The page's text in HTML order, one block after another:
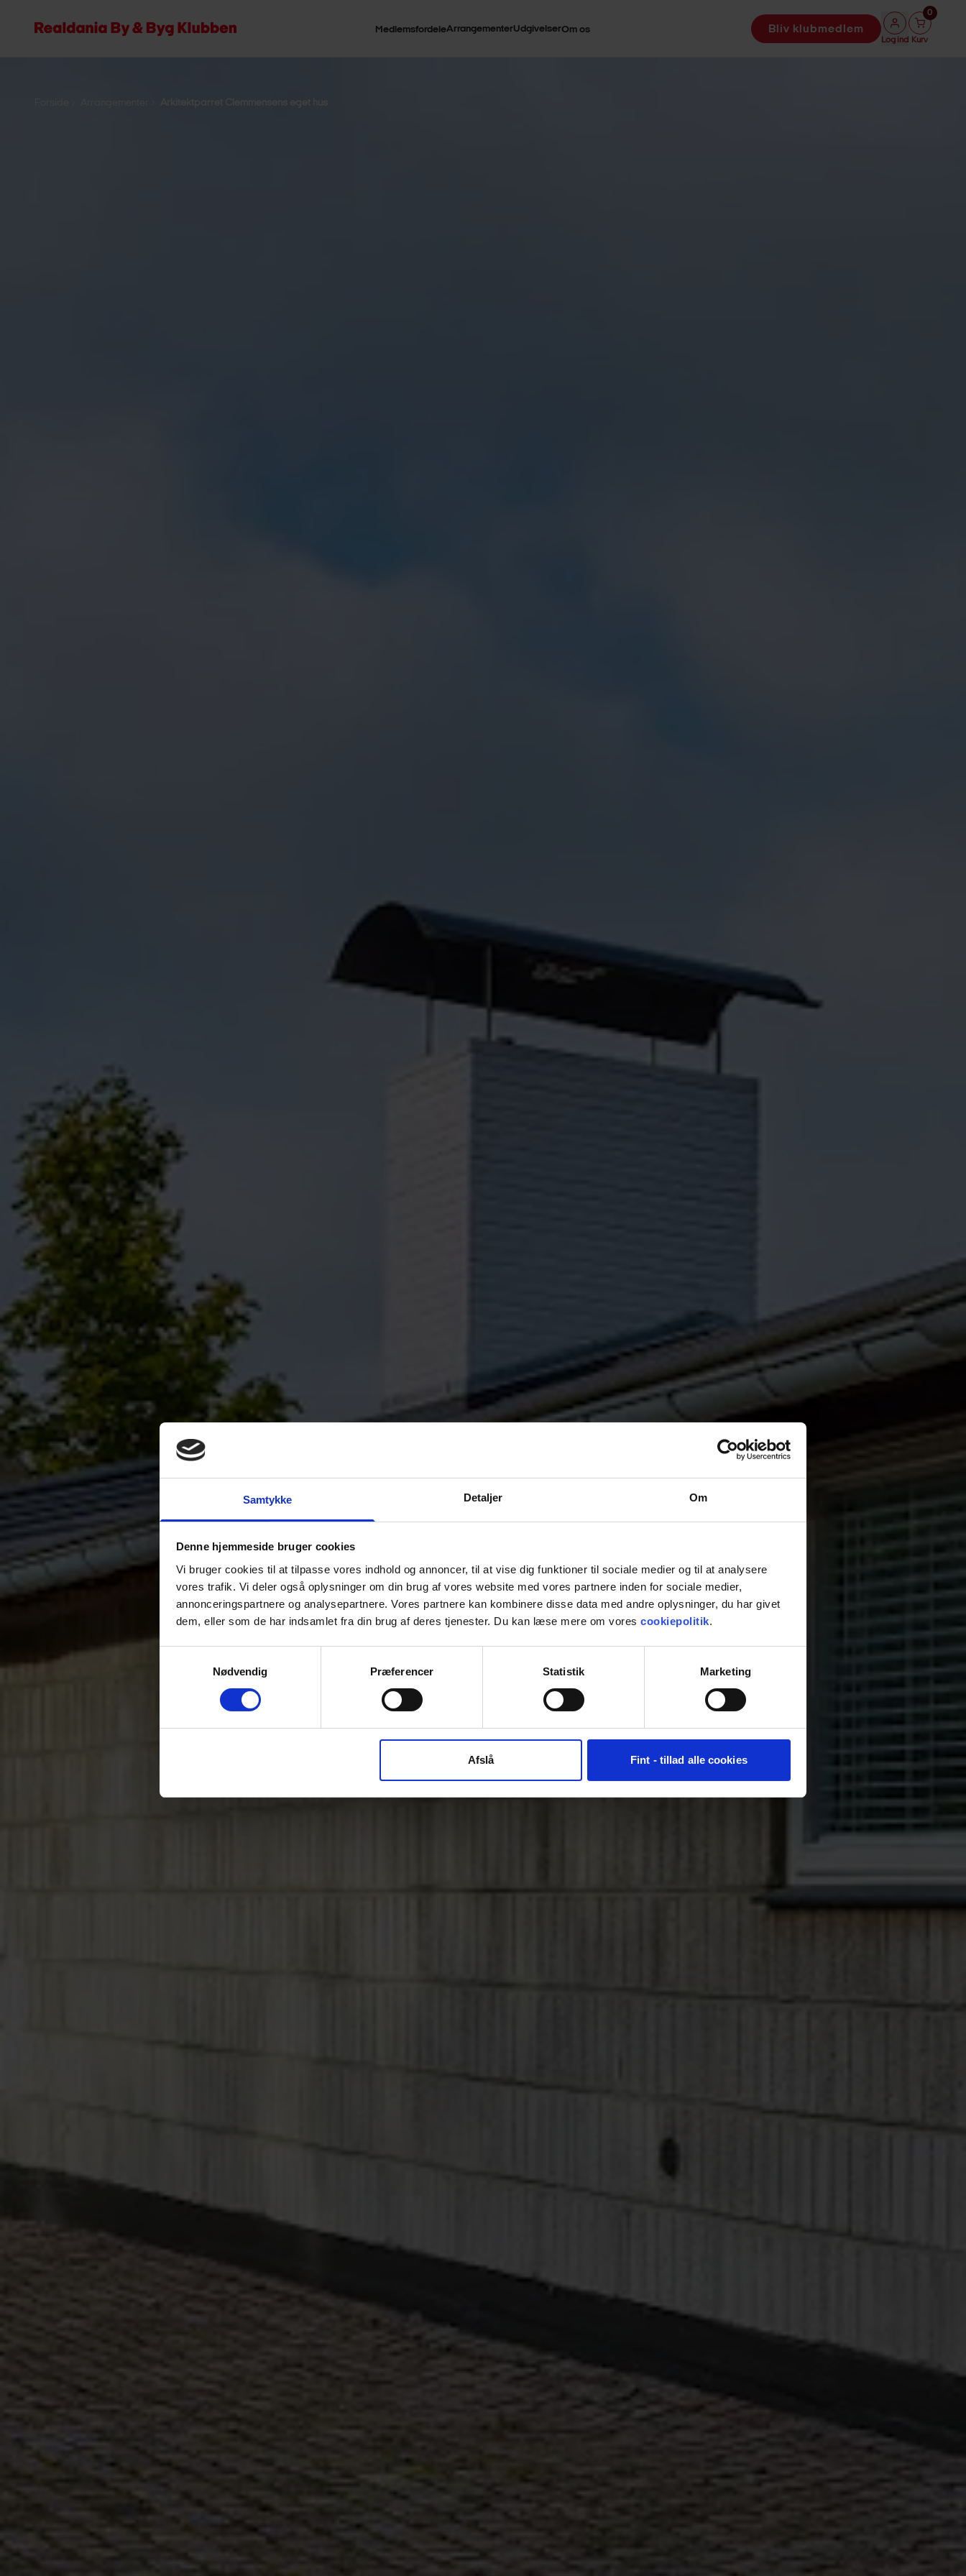
Samtykke Detaljer Om
Denne hjemmeside bruger cookies
Vi bruger cookies til at tilpasse vores indhold og annoncer, til at vise dig funktioner til sociale medier og til at analysere
vores trafik. Vi deler også oplysninger om din brug af vores website med vores partnere inden for sociale medier,
annonceringspartnere og analysepartnere. Vores partnere kan kombinere disse data med andre oplysninger, du har givet
dem, eller som de har indsamlet fra din brug af deres tjenester. Du kan læse mere om vores cookiepolitik.
Nødvendig
Præferencer Statistik Marketing
Afslå Fint - tillad alle cookies
MedlemsfordeleArrangementerUdgivelserOm os Bliv klubmedlem
Log ind Kurv
0